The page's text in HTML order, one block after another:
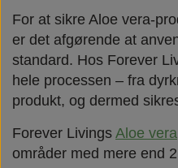
For at sikre Aloe vera-
er det afgørende at
standard. Hos Forever
hele processen – fra
produkt, og dermed
Forever Livings Aloe vera
områder med mere end